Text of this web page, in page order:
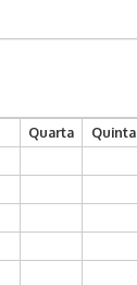
Quarta Quinta